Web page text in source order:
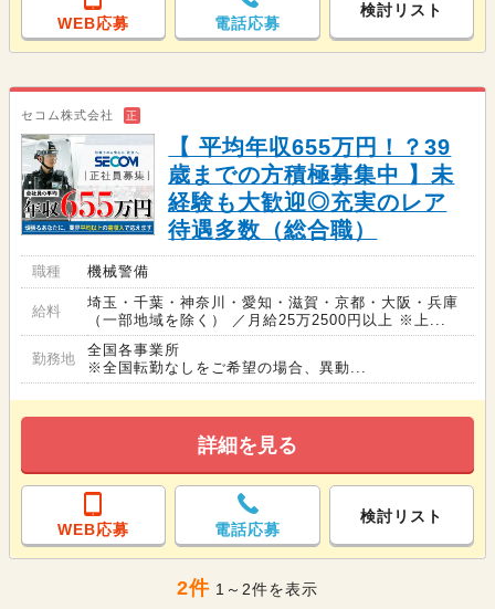
WEB応募 電話応募
検討リスト
セコム株式会社 正
【 平均年収655万円！？39
歳までの方積極募集中 】未
経験も大歓迎◎充実のレア
待遇多数（総合職）
職種 機械警備
給料
埼玉・千葉・神奈川・愛知・滋賀・京都・大阪・兵庫
（一部地域を除く） ／月給25万2500円以上 ※上...
勤務地
全国各事業所
※全国転勤なしをご希望の場合、異動...
詳細を見る
WEB応募 電話応募
検討リスト
2件 1～2件を表示